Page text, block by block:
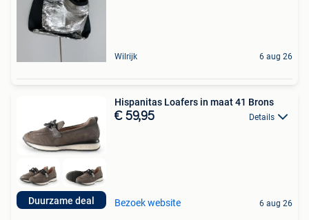
Wilrijk 6 aug 26
Duurzame deal
Hispanitas Loafers in maat 41 Brons
€ 59,95 Details
Bezoek website 6 aug 26